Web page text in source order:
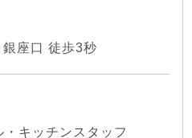
座口 徒歩3秒
キッチンスタッフ